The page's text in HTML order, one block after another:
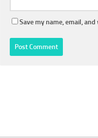
Save my name, email,